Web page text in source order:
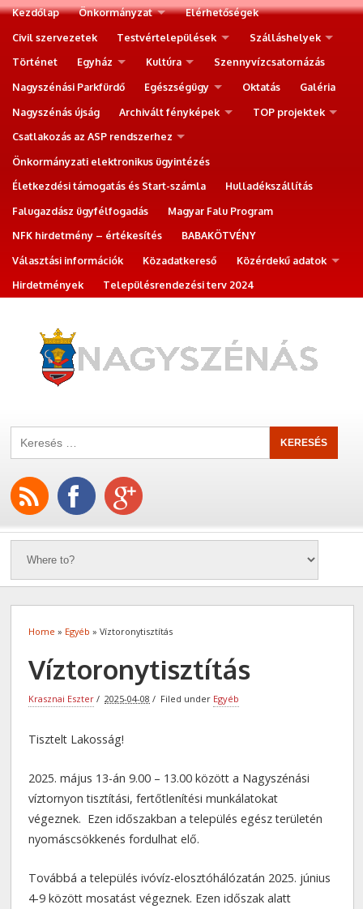
Kezdőlap Önkormányzat
Elérhetőségek
Civil szervezetek
Testvértelepülések
Szálláshelyek
Történet
Egyház Kultúra
Szennyvízcsatornázás
Nagyszénási Parkfürdő
Egészségügy Oktatás
Galéria
Nagyszénás újság
Archivált fényképek
TOP projektek
Csatlakozás az ASP rendszerhez
Önkormányzati elektronikus ügyintézés
Életkezdési támogatás és Start-számla
Hulladékszállítás
Falugazdász ügyfélfogadás
Magyar Falu Program
NFK hirdetmény – értékesítés
BABAKÖTVÉNY
Választási információk
Közadatkereső
Közérdekű adatok
Hirdetmények
Településrendezési terv 2024
Home » Egyéb » Víztoronytisztítás
Víztoronytisztítás
Krasznai Eszter 2025-04-08 Filed under Egyéb
Tisztelt Lakosság!
2025. május 13-án 9.00 – 13.00 között a Nagyszénási
víztornyon tisztítási, fertőtlenítési munkálatokat
végeznek. Ezen időszakban a település egész területén
nyomáscsökkenés fordulhat elő.
Továbbá a település ivóvíz-elosztóhálózatán 2025. június
4-9 között mosatást végeznek. Ezen időszak alatt